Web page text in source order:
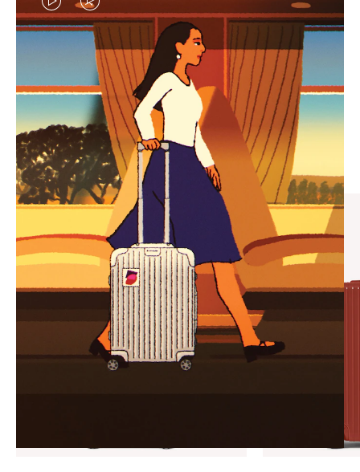
VIDEO
IS
PLAYED,
PLEASE
PRESS
TO
PAUSE
IT
VIDEO
IS
MUTED,
PLEASE
PRESS
TO
UNMUTE
IT
엄선된 기프트 셀렉션
모든 여정의 완벽한 동반자 찾
기